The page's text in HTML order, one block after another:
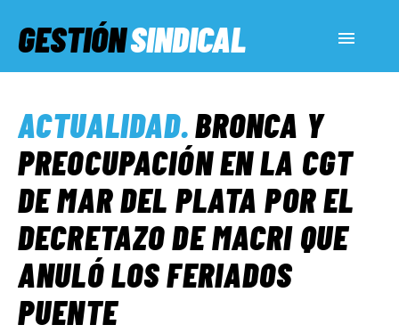
GESTIÓNSINDICAL
SERVICIOS SOCIALES
INFORMES ESPECIALES
FUERA DE MEGÁFONO
ACTUALIDAD.BRONCA Y
PREOCUPACIÓN EN LA CGT
DE MAR DEL PLATA POR EL
DECRETAZO DE MACRI QUE
ANULÓ LOS FERIADOS
PUENTE